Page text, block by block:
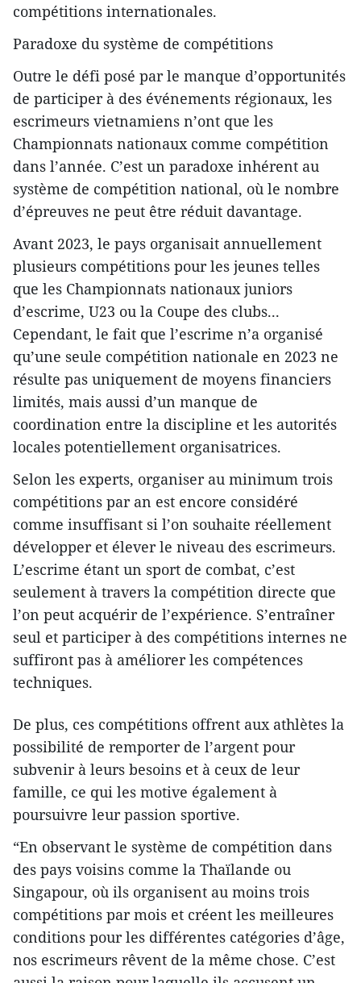
compétitions internationales.
Paradoxe du système de compétitions
Outre le défi posé par le manque d’opportunités
de participer à des événements régionaux, les
escrimeurs vietnamiens n’ont que les
Championnats nationaux comme compétition
dans l’année. C’est un paradoxe inhérent au
système de compétition national, où le nombre
d’épreuves ne peut être réduit davantage.
Avant 2023, le pays organisait annuellement
plusieurs compétitions pour les jeunes telles
que les Championnats nationaux juniors
d’escrime, U23 ou la Coupe des clubs...
Cependant, le fait que l’escrime n’a organisé
qu’une seule compétition nationale en 2023 ne
résulte pas uniquement de moyens financiers
limités, mais aussi d’un manque de
coordination entre la discipline et les autorités
locales potentiellement organisatrices.
Selon les experts, organiser au minimum trois
compétitions par an est encore considéré
comme insuffisant si l’on souhaite réellement
développer et élever le niveau des escrimeurs.
L’escrime étant un sport de combat, c’est
seulement à travers la compétition directe que
l’on peut acquérir de l’expérience. S’entraîner
seul et participer à des compétitions internes ne
suffiront pas à améliorer les compétences
techniques.
De plus, ces compétitions offrent aux athlètes la
possibilité de remporter de l’argent pour
subvenir à leurs besoins et à ceux de leur
famille, ce qui les motive également à
poursuivre leur passion sportive.
“En observant le système de compétition dans
des pays voisins comme la Thaïlande ou
Singapour, où ils organisent au moins trois
compétitions par mois et créent les meilleures
conditions pour les différentes catégories d’âge,
nos escrimeurs rêvent de la même chose. C’est